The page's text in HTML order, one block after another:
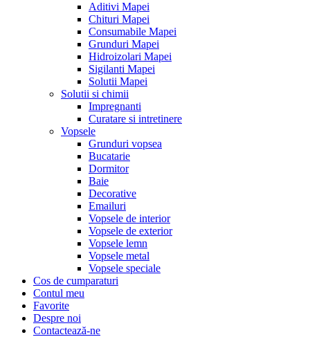
Aditivi Mapei
Chituri Mapei
Consumabile Mapei
Grunduri Mapei
Hidroizolari Mapei
Sigilanti Mapei
Solutii Mapei
Solutii si chimii
Impregnanti
Curatare si intretinere
Vopsele
Grunduri vopsea
Bucatarie
Dormitor
Baie
Decorative
Emailuri
Vopsele de interior
Vopsele de exterior
Vopsele lemn
Vopsele metal
Vopsele speciale
Cos de cumparaturi
Contul meu
Favorite
Despre noi
Contactează-ne